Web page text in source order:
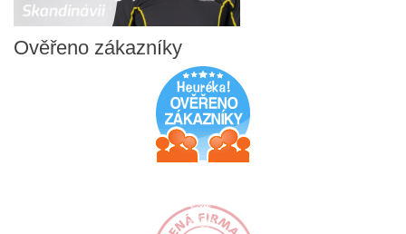
Ověřeno zákazníky